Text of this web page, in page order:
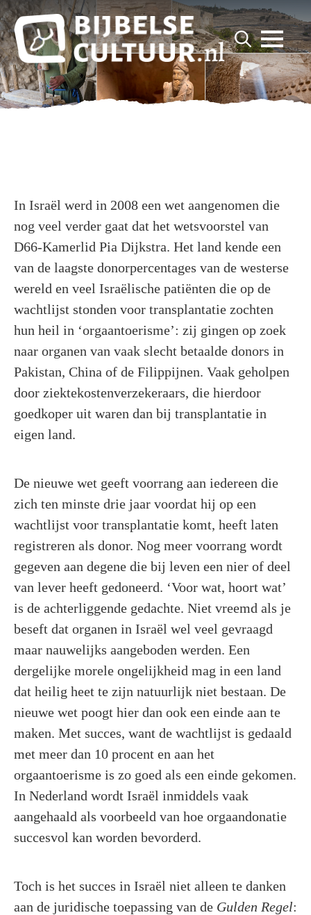
Search
for:
for:
In Israël werd in 2008 een wet aangenomen die
nog veel verder gaat dat het wetsvoorstel van
D66-Kamerlid Pia Dijkstra. Het land kende een
van de laagste donorpercentages van de westerse
wereld en veel Israëlische patiënten die op de
wachtlijst stonden voor transplantatie zochten
hun heil in ‘orgaantoerisme’: zij gingen op zoek
naar organen van vaak slecht betaalde donors in
Pakistan, China of de Filippijnen. Vaak geholpen
door ziektekostenverzekeraars, die hierdoor
goedkoper uit waren dan bij transplantatie in
eigen land.
De nieuwe wet geeft voorrang aan iedereen die
zich ten minste drie jaar voordat hij op een
wachtlijst voor transplantatie komt, heeft laten
registreren als donor. Nog meer voorrang wordt
gegeven aan degene die bij leven een nier of deel
van lever heeft gedoneerd. ‘Voor wat, hoort wat’
is de achterliggende gedachte. Niet vreemd als je
beseft dat organen in Israël wel veel gevraagd
maar nauwelijks aangeboden werden. Een
dergelijke morele ongelijkheid mag in een land
dat heilig heet te zijn natuurlijk niet bestaan. De
nieuwe wet poogt hier dan ook een einde aan te
maken. Met succes, want de wachtlijst is gedaald
met meer dan 10 procent en aan het
orgaantoerisme is zo goed als een einde gekomen.
In Nederland wordt Israël inmiddels vaak
aangehaald als voorbeeld van hoe orgaandonatie
succesvol kan worden bevorderd.
Toch is het succes in Israël niet alleen te danken
aan de juridische toepassing van de Gulden Regel: